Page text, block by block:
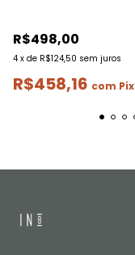
R$498,00
4 x de R$124,50 sem juros
R$458,16 com Pix